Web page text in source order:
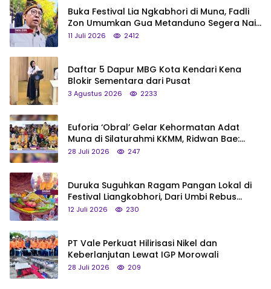
Buka Festival Lia Ngkabhori di Muna, Fadli
Zon Umumkan Gua Metanduno Segera Naik
Status Jadi Cagar Budaya Nasional
11 Juli 2026 2412
Daftar 5 Dapur MBG Kota Kendari Kena
Blokir Sementara dari Pusat
3 Agustus 2026 2233
Euforia ‘Obral’ Gelar Kehormatan Adat
Muna di Silaturahmi KKMM, Ridwan Bae:
Saya Bukan Tipe Begitu, Belum Pantas!
28 Juli 2026 247
Duruka Suguhkan Ragam Pangan Lokal di
Festival Liangkobhori, Dari Umbi Rebus
hingga Tumpeng Beras Muna
12 Juli 2026 230
PT Vale Perkuat Hilirisasi Nikel dan
Keberlanjutan Lewat IGP Morowali
28 Juli 2026 209